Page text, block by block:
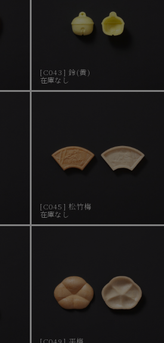
[C043] 鈴(黄)
在庫なし
[C045] 松竹梅
在庫なし
[C049] 平梅